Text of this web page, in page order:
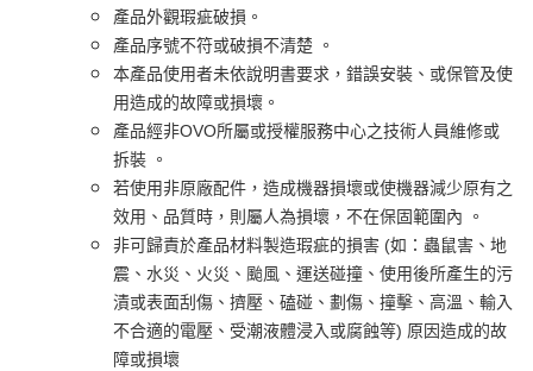
產品外觀瑕疵破損。
產品序號不符或破損不清楚 。
本產品使用者未依說明書要求，錯誤安裝、或保管及使
用造成的故障或損壞。
產品經非OVO所屬或授權服務中心之技術人員維修或
拆裝 。
若使用非原廠配件，造成機器損壞或使機器減少原有之
效用、品質時，則屬人為損壞，不在保固範圍內 。
非可歸責於產品材料製造瑕疵的損害 (如：蟲鼠害、地
震、水災、火災、颱風、運送碰撞、使用後所產生的污
漬或表面刮傷、擠壓、磕碰、劃傷、撞擊、高溫、輸入
不合適的電壓、受潮液體浸入或腐蝕等) 原因造成的故
障或損壞